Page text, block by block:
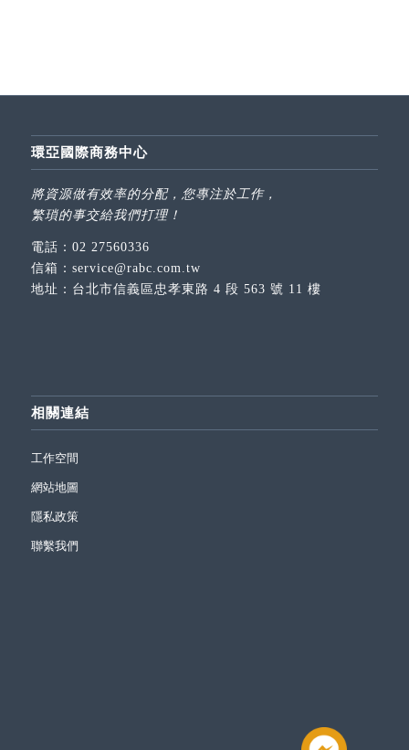
環亞國際商務中心
將資源做有效率的分配，您專注於工作，
繁瑣的事交給我們打理！
電話： 02 27560336
信箱： service@rabc.com.tw
地址： 台北市信義區忠孝東路 4 段 563 號 11 樓
相關連結
工作空間
網站地圖
隱私政策
聯繫我們